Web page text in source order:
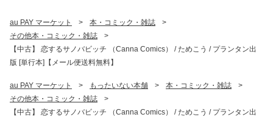
au PAY マーケット > 本・コミック・雑誌
>
その他本・コミック・雑誌
>
【中古】 恋するサノバビッチ （Canna Comics） / ためこう / プランタン出
版 [単行本]【メール便送料無料】
au PAY マーケット > もったいない本舗 > 本・コミック・雑誌
>
その他本・コミック・雑誌
>
【中古】 恋するサノバビッチ （Canna Comics） / ためこう / プランタン出